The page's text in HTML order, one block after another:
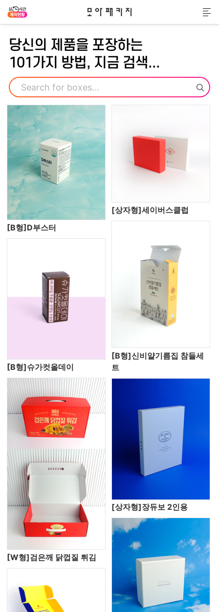
모아패키지
메
당신의 제품을 포장하는
101가지 방법, 지금 검색...
검색
[B형]D부스터
[상자형]세이버스클럽
[B형]슈가컷올데이
[B형]신비얄기름집 참들세
트
[W형]검은깨 닭껍질 튀김
[상자형]장듀보 2인용